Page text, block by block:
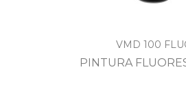
VMD 100
PINTURA